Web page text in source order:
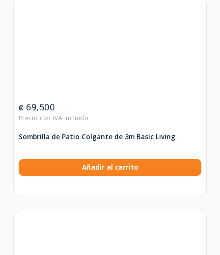
₡ 69,500
Sombrilla de Patio Colgante de 3m Basic Living
Añadir al carrito